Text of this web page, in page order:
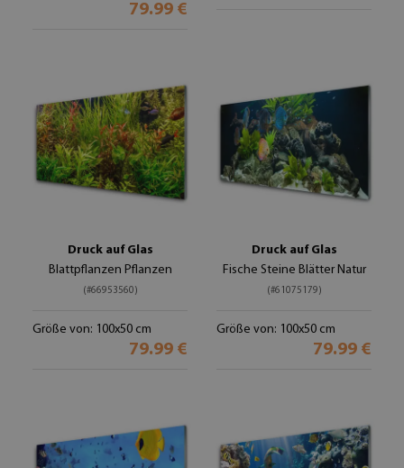
79.99 €
Druck auf Glas
Blattpflanzen Pflanzen
(#66953560)
Größe von: 100x50 cm
79.99 €
Druck auf Glas
Fische Steine Blätter Natur
(#61075179)
Größe von: 100x50 cm
79.99 €